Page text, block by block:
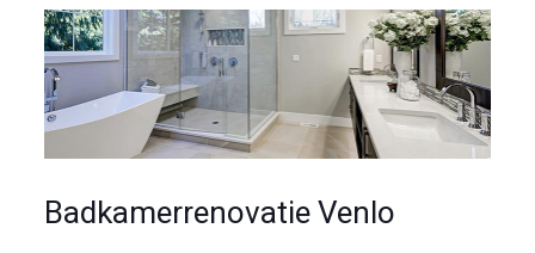
Badkamerrenovatie Venlo